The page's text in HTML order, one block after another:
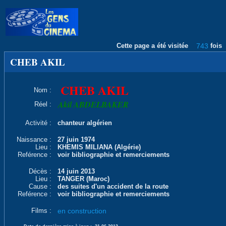
Cette page a été visitée 743 fois
CHEB AKIL
Nom : CHEB AKIL
Réel : Akil ABDELBAKER
Activité : chanteur algérien
Naissance :
27 juin 1974
Lieu :
KHEMIS MILIANA (Algérie)
Reférence :
voir bibliographie et remerciements
Décès :
14 juin 2013
Lieu :
TANGER (Maroc)
Cause :
des suites d'un accident de la route
Reférence :
voir bibliographie et remerciements
Films : en construction